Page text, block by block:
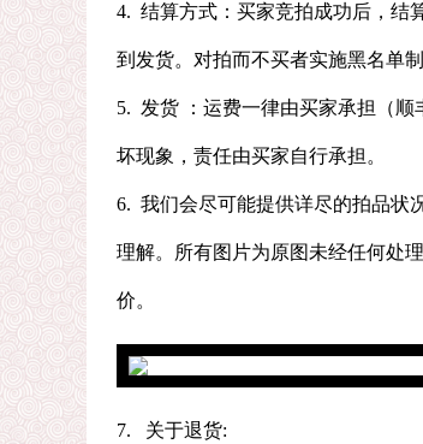
4. 结算方式：买家竞拍成功后，结
到发货。对拍而不买者实施黑名单
5. 发货 ：运费一律由买家承担（
坏现象，责任由买家自行承担。
6. 我们会尽可能提供详尽的拍品状
理解。所有图片为原图未经任何处
价。
7. 关于退货: